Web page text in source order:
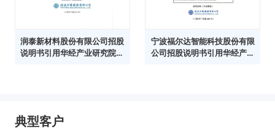
润泰新材料股份有限公司招股
说明书引用华经产业研究院数
宁波福尔达智能科技股份有限
公司招股说明书引用华经产业
典型客户